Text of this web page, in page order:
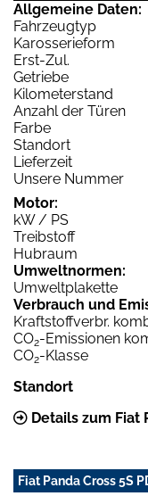
Allgemeine Daten:
Fahrzeugtyp
Karosserieform
Erst-Zul.
Getriebe
Kilometerstand
Anzahl der Türen
Farbe
Standort
Lieferzeit
Unsere Nummer
Motor:
kW / PS
Treibstoff
Hubraum
Umweltnormen:
Umweltplakette
Verbrauch und
Kraftstoffverbr.
CO2-Emissionen
CO2-Klasse
Standort
Details zum Fiat
Fiat Panda Cross 5S